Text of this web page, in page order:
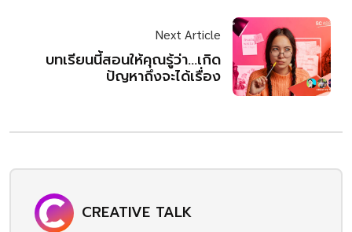
Next Article
บทเรียนนี้สอนให้คุณรู้ว่า...เกิด
ปัญหาถึงจะได้เรื่อง
CREATIVE TALK